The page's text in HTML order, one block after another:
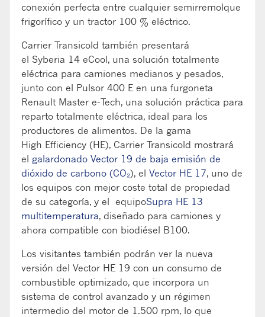
conexión perfecta entre cualquier semirremolque
frigorífico y un tractor 100 % eléctrico.
Carrier Transicold también presentará
el Syberia 14 eCool, una solución totalmente
eléctrica para camiones medianos y pesados,
junto con el Pulsor 400 E en una furgoneta
Renault Master e-Tech, una solución práctica para
reparto totalmente eléctrica, ideal para los
productores de alimentos. De la gama
High Efficiency (HE), Carrier Transicold mostrará
el galardonado Vector 19 de baja emisión de
dióxido de carbono (CO₂), el Vector HE 17, uno de
los equipos con mejor coste total de propiedad
de su categoría, y el equipoSupra HE 13
multitemperatura, diseñado para camiones y
ahora compatible con biodiésel B100.
Los visitantes también podrán ver la nueva
versión del Vector HE 19 con un consumo de
combustible optimizado, que incorpora un
sistema de control avanzado y un régimen
intermedio del motor de 1.500 rpm, lo que